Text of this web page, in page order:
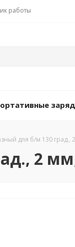
работы
для б/м 130 град.,
2